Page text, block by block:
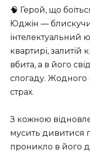
🧠 Герой, що
Юджін —
інтелектуальний
квартирі,
вбита, а в його
спогаду. Жодного
страх.
З кожною
мусить дивитися
проникло в його